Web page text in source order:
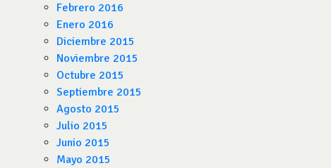
Febrero 2016
Enero 2016
Diciembre 2015
Noviembre 2015
Octubre 2015
Septiembre 2015
Agosto 2015
Julio 2015
Junio 2015
Mayo 2015